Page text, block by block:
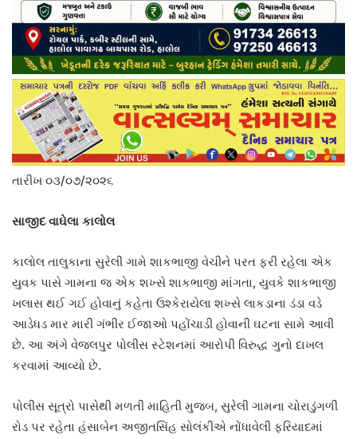
તારીખ ૦૩/૦૭/૨૦૨૬
સાજીદ વાઘેલા કાલોલ
કાલોલ તાલુકાના સુરેલી ગામે શાકભાજી વેચીને પરત ફરી રહેલા એક
યુવક પાસે ગામના જ એક શખ્સે શાકભાજી માંગતા, યુવકે શાકભાજી
ખલાસ થઈ ગઈ હોવાનું કહેતા ઉશ્કેરાયેલા શખ્સે લાકડાના ડંડા વડે
આડેધડ માર મારી ગંભીર ઈજાઓ પહોંચાડી હોવાની ઘટના સામે આવી
છે. આ અંગે વેજલપુર પોલીસ સ્ટેશનમાં આરોપી વિરુદ્ધ ગુનો દાખલ
કરવામાં આવ્યો છે.
પોલીસ સૂત્રો પાસેથી મળતી માહિતી મુજબ, સુરેલી ગામના ચોરાડુંગળી
રોડ પર રહેતા હંસાબેન અજીતસિંહ સોલંકીએ નોંધાવેલી ફરિયાદમાં